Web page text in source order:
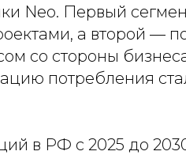
Neo. Первый
а второй —
со стороны
потребления
в РФ с 2025 до